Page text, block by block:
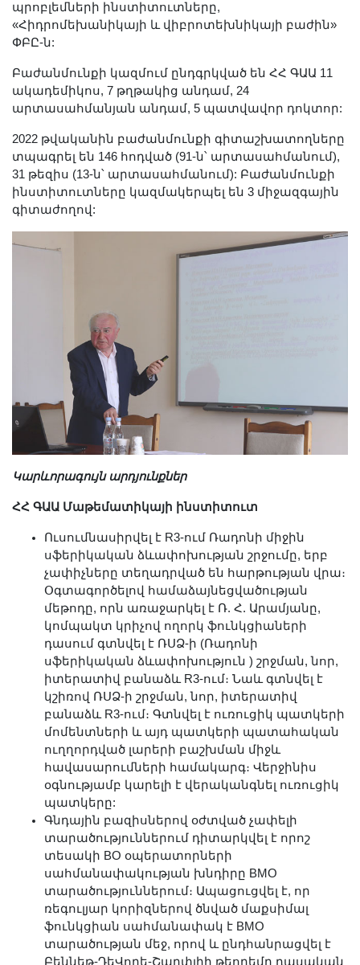
Որոնում
պրոբլեմների ինստիտուտները,
«Հիդրոմեխանիկայի և վիբրոտեխնիկայի բաժին»
ՓԲԸ-ն:
Բաժանմունքի կազմում ընդգրկված են ՀՀ ԳԱԱ 11
ակադեմիկոս, 7 թղթակից անդամ, 24
արտասահմանյան անդամ, 5 պատվավոր դոկտոր:
2022 թվականին բաժանմունքի գիտաշխատողները
տպագրել են 146 հոդված (91-ն՝ արտասահմանում),
31 թեզիս (13-ն՝ արտասահմանում): Բաժանմունքի
ինստիտուտները կազմակերպել են 3 միջազգային
գիտաժողով:
Կարևորագույն արդյունքներ
ՀՀ ԳԱԱ Մաթեմատիկայի ինստիտուտ
Ուսումնասիրվել է R3-ում Ռադոնի միջին
սֆերիկական ձևափոխության շրջումը, երբ
չափիչները տեղադրված են հարթության վրա։
Օգտագործելով համաձայնեցվածության
մեթոդը, որն առաջարկել է Ռ. Հ. Արամյանը,
կոմպակտ կրիչով ողորկ ֆունկցիաների
դասում գտնվել է ՌՍՁ-ի (Ռադոնի
սֆերիկական ձևափոխություն ) շրջման, նոր,
իտերատիվ բանաձև R3-ում։ Նաև գտնվել է
կշիռով ՌՍՁ-ի շրջման, նոր, իտերատիվ
բանաձև R3-ում։ Գտնվել է ուռուցիկ պատկերի
մոմենտների և այդ պատկերի պատահական
ուղղորդված լարերի բաշխման միջև
հավասարումների համակարգ։ Վերջինիս
օգնությամբ կարելի է վերականգնել ուռուցիկ
պատկերը:
Գնդային բազիսներով օժտված չափելի
տարածություններում դիտարկվել է որոշ
տեսակի BO օպերատորների
սահմանափակության խնդիրը BMO
տարածություններում։ Ապացուցվել է, որ
ռեգուլյար կորիզներով ծնված մաքսիմալ
ֆունկցիան սահմանափակ է BMO
տարածության մեջ, որով և ընդհանրացվել է
Բեննեթ-ԴեՎորե-Շարփլիի թեորեմը դասական